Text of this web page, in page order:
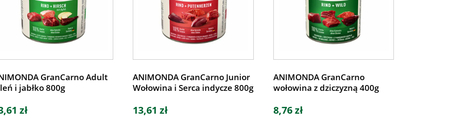
GranCarno Adult
i jabłko 800g
zł
ANIMONDA GranCarno Junior
Wołowina i Serca indycze 800g
13,61 zł
ANIMONDA GranCarno
wołowina z dziczyzną 400g
8,76 zł